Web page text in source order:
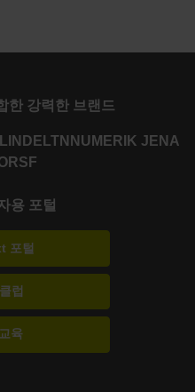
한 강력한 브랜드
LTN NUMERIK JENA
RSF
용 포털
포털
럽
육